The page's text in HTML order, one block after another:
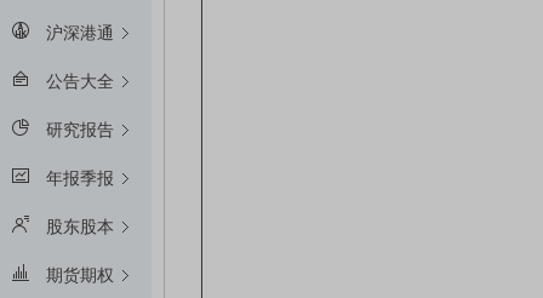
沪深港通
公告大全
研究报告
年报季报
股东股本
期货期权